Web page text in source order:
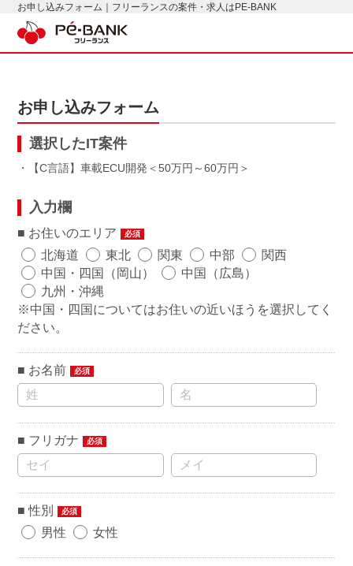
お申し込みフォーム｜フリーランスの案件・求人はPE-BANK
お申し込みフォーム
選択したIT案件
・【C言語】車載ECU開発 50万円～60万円
入力欄
お住いのエリア 必須
北海道 東北 関東 中部
関西
中国・四国（岡山）
中国（広島）
九州・沖縄
※中国・四国についてはお住いの近いほうを選択してく
ださい。
お名前 必須
フリガナ 必須
性別 必須
男性 女性